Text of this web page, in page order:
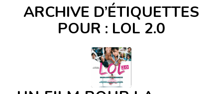
ARCHIVE D’ÉTIQUETTES
POUR : LOL 2.0